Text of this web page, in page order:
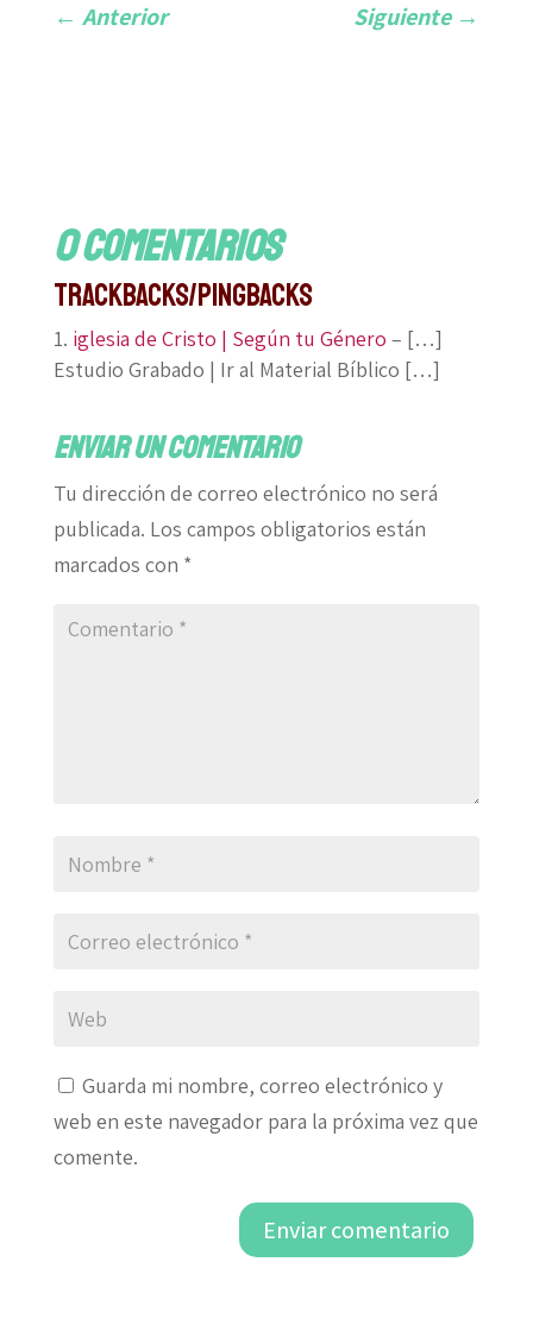
← Anterior Siguiente→
0 comentarios
Trackbacks/Pingbacks
iglesia de Cristo | Según tu Género – […]
Estudio Grabado | Ir al Material Bíblico […]
Enviar un comentario
Tu dirección de correo electrónico no será
publicada. Los campos obligatorios están
marcados con *
Guarda mi nombre, correo electrónico y
web en este navegador para la próxima vez que
comente.
Enviar comentario